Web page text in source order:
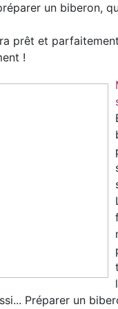
un biberon,
prêt et
!
Préparer un